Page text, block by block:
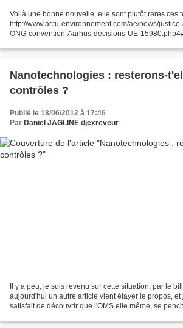
Voilà une bonne nouvelle, elle sont plutôt rares ces
http://www.actu-environnement.com/ae/news/
ONG-convention-Aarhus-decisions-UE-
Nanotechnologies : resterons-
contrôles ?
Publié le 18/06/2012 à 17:46
Par Daniel JAGLINE djexreveur
Il y a peu, je suis revenu sur cette situation, par le
aujourd'hui un autre article vient étayer le propos,
satisfait de découvrir que l'OMS elle même, se